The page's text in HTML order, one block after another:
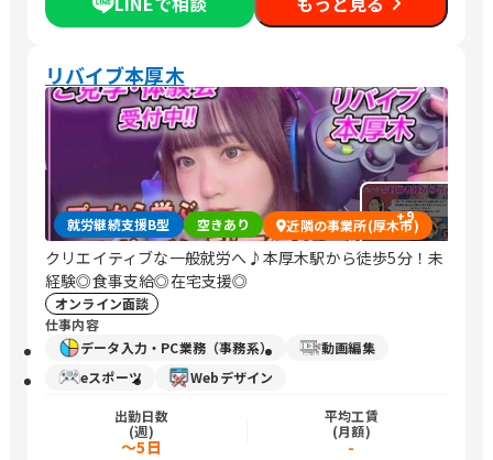
リバイブ本厚木
+9
就労継続支援B型 空きあり 近隣の事業所(厚木市)
クリエイティブな一般就労へ♪本厚木駅から徒歩5分！未
経験◎食事支給◎在宅支援◎
オンライン面談
仕事内容
データ入力・PC業務（事務系）
動画編集
eスポーツ
Webデザイン
出勤日数
(週)
～5日
平均工賃
(月額)
-